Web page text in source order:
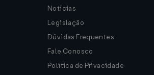
Notícias
Legislação
Dúvidas Frequentes
Fale Conosco
Política de Privacidade